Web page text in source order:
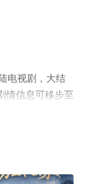
电视剧，大结
情信息可移步至